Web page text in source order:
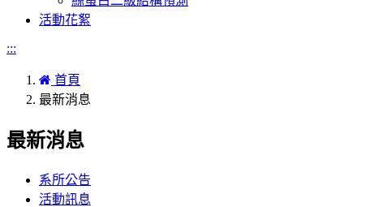
活動花絮
:::
首頁
最新消息
最新消息
系所公告
活動訊息